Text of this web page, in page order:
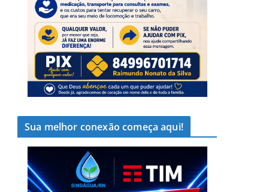
Sua melhor conexão começa aqui!